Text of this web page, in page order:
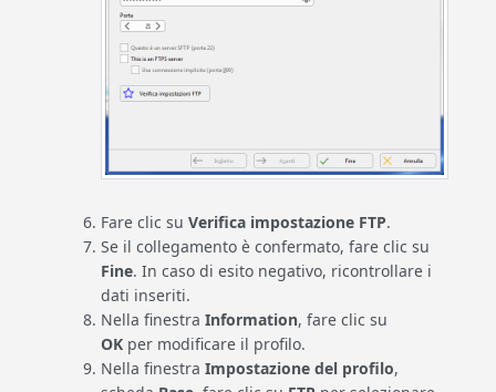
Fare clic su Verifica impostazione FTP.
Se il collegamento è confermato, fare clic su
Fine. In caso di esito negativo, ricontrollare i
dati inseriti.
Nella finestra Information, fare clic su
OK per modificare il profilo.
Nella finestra Impostazione del profilo,